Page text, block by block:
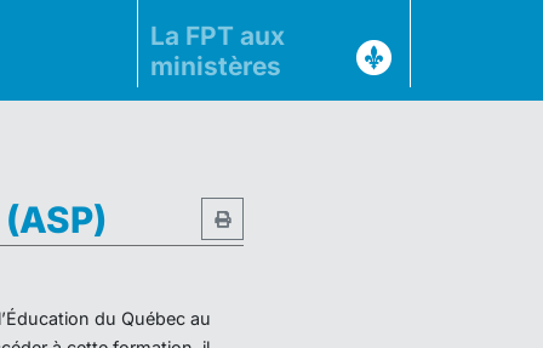
La FPT aux
ministères
du Québec au